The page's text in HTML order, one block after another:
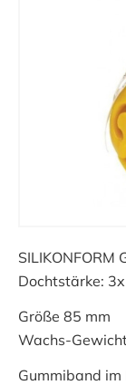
SILIKONFORM
Dochtstärke:
Größe 85 mm
Wachs-
Gummiband